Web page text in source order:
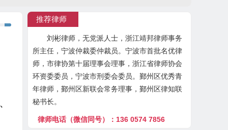
推荐律师
刘彬律师，无党派人士，浙江靖邦律师事务
所主任，宁波仲裁委仲裁员。宁波市首批名优律
师，市律协第十届理事会理事，浙江省律师协会
环资委委员，宁波市刑委会委员。鄞州区优秀青
年律师，鄞州区新联会常务理事，鄞州区律知联
秘书长。
律师电话（微信同号）：136 0574 7856